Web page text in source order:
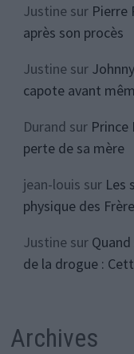
Justinesur Pierre
après son procès
Justinesur
capote avant
Durand sur Prince
perte de sa mère
jean-louis sur Les
physique des
Justinesur
de la drogue :
Archives